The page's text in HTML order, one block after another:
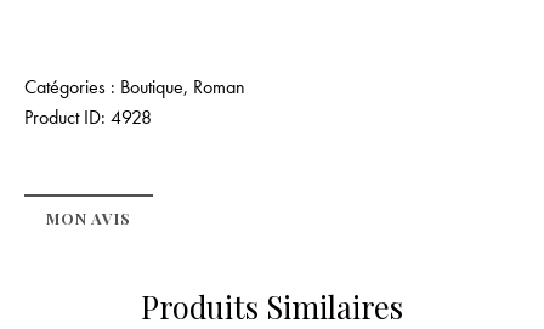
Catégories : Boutique, Roman
Product ID: 4928
MON AVIS
Produits Similaires